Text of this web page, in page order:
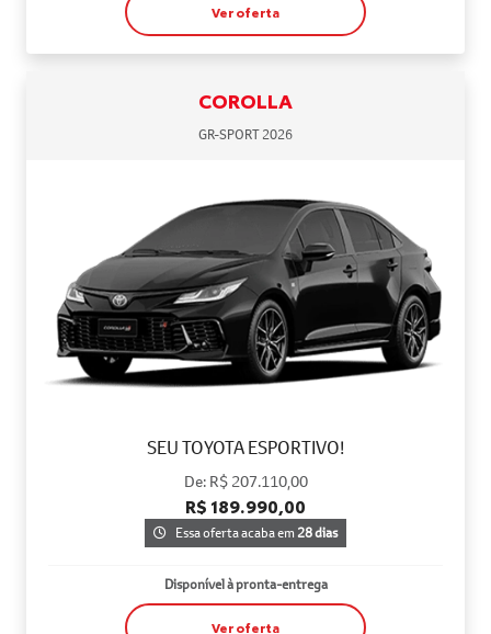
Ver oferta
COROLLA
GR-SPORT 2026
SEU TOYOTA ESPORTIVO!
De: R$ 207.110,00
R$ 189.990,00
Essa oferta acaba em28 dias
Disponível à pronta-entrega
Ver oferta